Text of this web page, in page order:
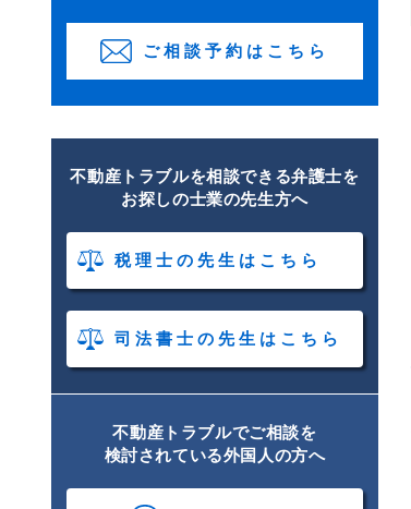
ご相談予約はこちら
不動産トラブルを相談できる弁護士を
お探しの士業の先生方へ
税理士の先生はこちら
司法書士の先生はこちら
不動産トラブルでご相談を
検討されている外国人の方へ